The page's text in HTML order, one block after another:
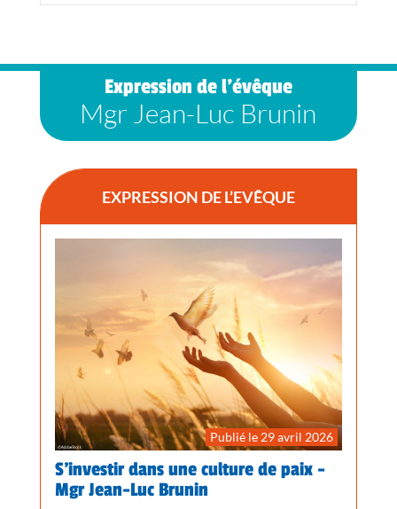
Expression de l’évêque
Mgr Jean-Luc Brunin
EXPRESSION DE L’EVÊQUE
Publié le 29 avril 2026
S’investir dans une culture de paix -
Mgr Jean-Luc Brunin